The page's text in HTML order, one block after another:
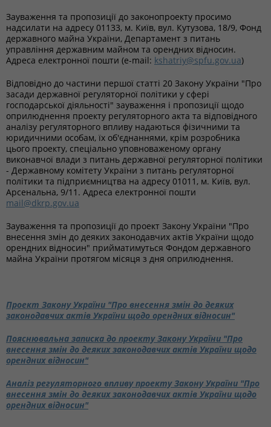
Зауваження та пропозиції до законопроекту просимо
надсилати на адресу 01133, м. Київ, вул. Кутузова, 18/9, Фонд
державного майна України, Департамент з питань
управління державним майном та орендних відносин.
Адреса електронної пошти (e-mail: kshatriy@spfu.gov.ua)
Відповідно до частини першої статті 20 Закону України "Про
засади державної регуляторної політики у сфері
господарської діяльності" зауваження і пропозиції щодо
оприлюднення проекту регуляторного акта та відповідного
аналізу регуляторного впливу надаються фізичними та
юридичними особам, їх об'єднаннями, крім розробника
цього проекту, спеціально уповноваженому органу
виконавчої влади з питань державної регуляторної політики
- Державному комітету України з питань регуляторної
політики та підприємництва на адресу 01011, м. Київ, вул.
Арсенальна, 9/11. Адреса електронної пошти
mail@dkrp.gov.ua
Зауваження та пропозиції до проект Закону України "Про
внесення змін до деяких законодавчих актів України щодо
орендних відносин" прийматимуться Фондом державного
майна України протягом місяця з дня оприлюднення.
Проект Закону України "Про внесення змін до деяких
законодавчих актів України щодо орендних відносин"
Пояснювальна записка до проекту Закону України "Про
внесення змін до деяких законодавчих актів України щодо
орендних відносин"
Аналіз регуляторного впливу проекту Закону України "Про
внесення змін до деяких законодавчих актів України щодо
орендних відносин"